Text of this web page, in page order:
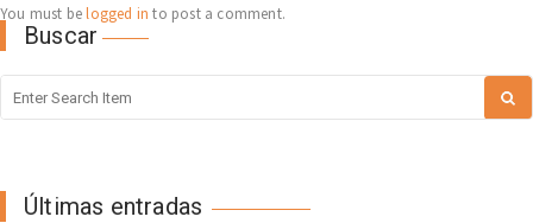
You must belogged in to post a comment.
Buscar
Últimas entradas